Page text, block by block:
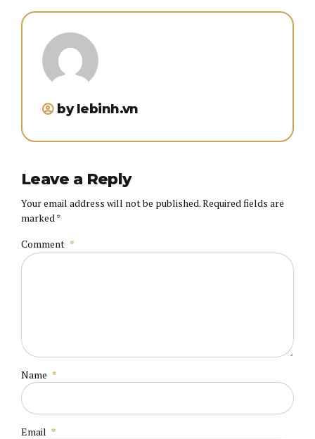
by lebinh.vn
Leave a Reply
Your email address will not be published. Required fields are
marked *
Comment *
Name *
Email *